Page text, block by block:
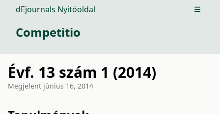
dEjournals Nyitóoldal Open
Competitio
Évf. 13 szám 1 (2014)
Megjelent június 16, 2014